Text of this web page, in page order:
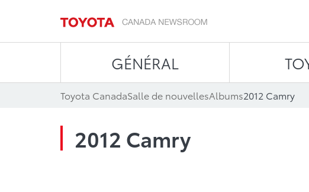
GÉNÉRAL
Toyota CanadaSalle de nouvellesAlbums2012 Camry
2012 Camry